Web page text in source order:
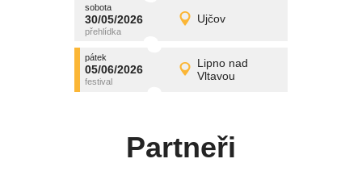
sobota
30/05/2026 Ujčov
sobota
30/05/2026 Detail
promítání
pátek
05/06/2026
Lipno nad
Vltavou
pátek
05/06/2026 Detail
promítání
Partneři